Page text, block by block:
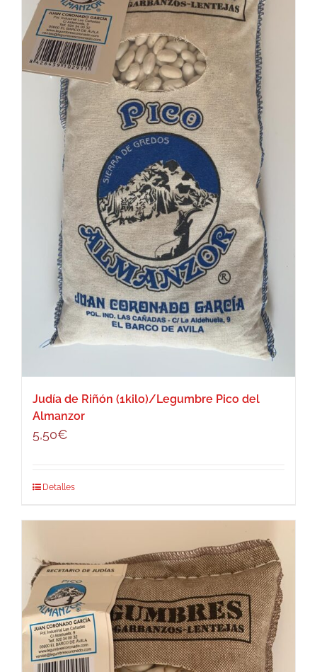
Judía de Riñón (1kilo)/Legumbre Pico del
Almanzor
5,50€
Detalles